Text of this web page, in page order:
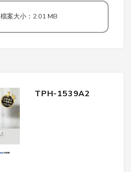
檔案大小：2.01 MB
TPH-1539A2